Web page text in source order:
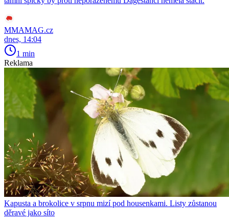
MMAMAG.cz
dnes, 14:04
1 min
Reklama
Kapusta a brokolice v srpnu mizí pod housenkami. Listy zůstanou
děravé jako síto